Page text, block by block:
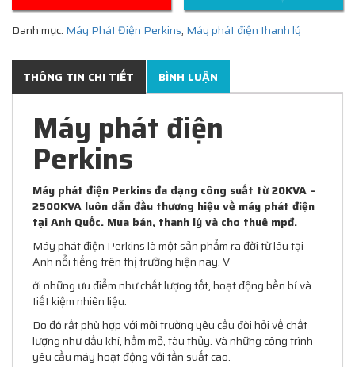
Danh mục: Máy Phát Điện Perkins, Máy phát điện thanh lý
THÔNG TIN CHI TIẾT BÌNH LUẬN
Máy phát điện
Perkins
Máy phát điện Perkins đa dạng công suất từ 20KVA –
2500KVA luôn dẫn đầu thương hiệu về máy phát điện
tại Anh Quốc. Mua bán, thanh lý và cho thuê mpđ.
Máy phát điện Perkins là một sản phẩm ra đời từ lâu tại
Anh nổi tiếng trên thị trường hiện nay. V
ới những ưu điểm như chất lượng tốt, hoạt động bền bỉ và
tiết kiệm nhiên liệu.
Do đó rất phù hợp với môi trường yêu cầu đòi hỏi về chất
lượng như dầu khí, hầm mỏ, tàu thủy. Và những công trình
yêu cầu máy hoạt động với tần suất cao.